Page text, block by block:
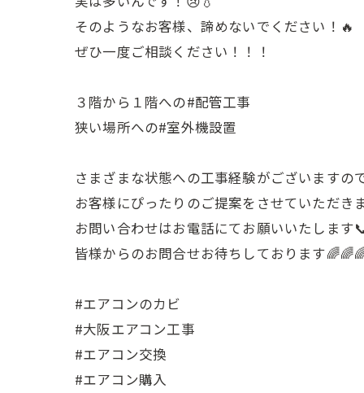
そのようなお客様、諦めないでください！🔥
ぜひ一度ご相談ください！！！
３階から１階への#配管工事
狭い場所への#室外機設置
さまざまな状態への工事経験がございますので
お客様にぴったりのご提案をさせていただき
お問い合わせはお電話にてお願いいたします
皆様からのお問合せお待ちしております
#エアコンのカビ
#大阪エアコン工事
#エアコン交換
#エアコン購入